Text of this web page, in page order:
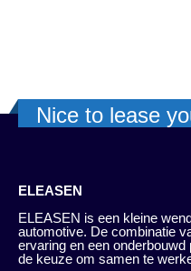
Nice to lease
ELEASEN
ELEASEN is een kleine
automotive. De combinatie
ervaring en een
de keuze om samen te